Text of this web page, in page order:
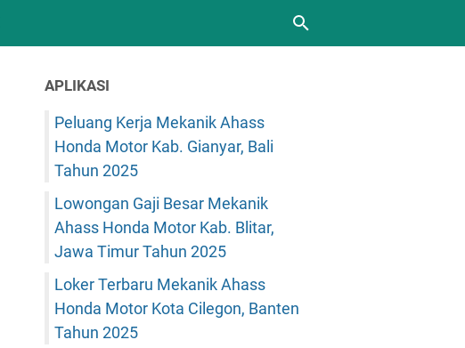
APLIKASI
Peluang Kerja Mekanik Ahass
Honda Motor Kab. Gianyar, Bali
Tahun 2025
Lowongan Gaji Besar Mekanik
Ahass Honda Motor Kab. Blitar,
Jawa Timur Tahun 2025
Loker Terbaru Mekanik Ahass
Honda Motor Kota Cilegon, Banten
Tahun 2025